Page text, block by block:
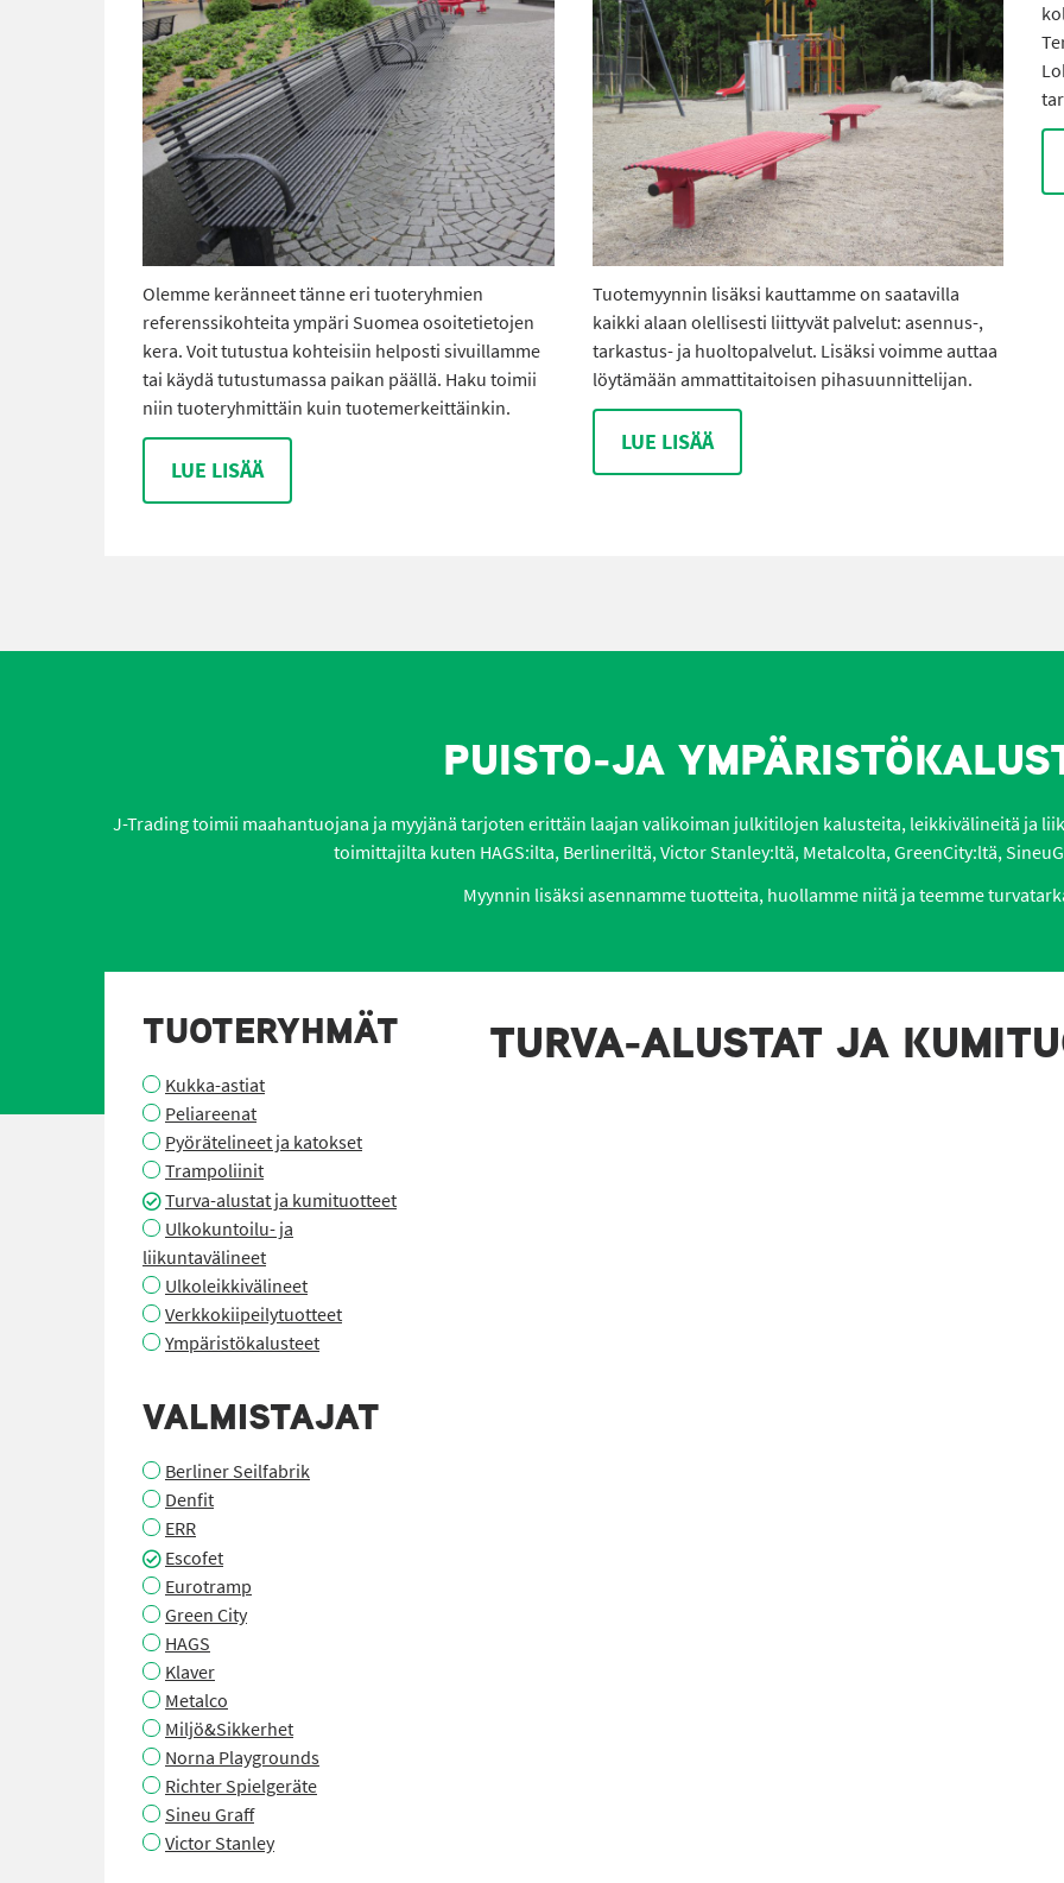
Olemme keränneet tänne eri tuoteryhmien
referenssikohteita ympäri Suomea osoitetietojen
kera. Voit tutustua kohteisiin helposti sivuillamme
tai käydä tutustumassa paikan päällä. Haku toimii
niin tuoteryhmittäin kuin tuotemerkeittäinkin.
LUE LISÄÄ
Tuotemyynnin lisäksi kauttamme on saatavilla
kaikki alaan olellisesti liittyvät palvelut: asennus-,
tarkastus- ja huoltopalvelut. Lisäksi voimme auttaa
löytämään ammattitaitoisen pihasuunnittelijan.
LUE LISÄÄ
PUISTO-JA
J-Trading toimii maahantuojana ja myyjänä tarjoten erittäin laajan valikoiman julkitilojen kalusteita, leikkivälineitä ja
toimittajilta kuten HAGS:ilta, Berlineriltä, Victor Stanley:ltä, Metalcolta, GreenCity:ltä,
Myynnin lisäksi asennamme tuotteita, huollamme niitä ja teemme
TUOTERYHMÄT
Kukka-astiat
Peliareenat
Pyörätelineet ja katokset
Trampoliinit
Turva-alustat ja kumituotteet
Ulkokuntoilu- ja
liikuntavälineet
Ulkoleikkivälineet
Verkkokiipeilytuotteet
Ympäristökalusteet
VALMISTAJAT
Berliner Seilfabrik
Denfit
ERR
Escofet
Eurotramp
Green City
HAGS
Klaver
Metalco
Miljö&Sikkerhet
Norna Playgrounds
Richter Spielgeräte
Sineu Graff
Victor Stanley
TURVA-ALUSTAT JA